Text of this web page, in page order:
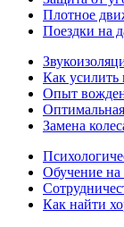
Плотное
Поездки на
Как усилить
Опыт
Замена
Обучение на
Как найти